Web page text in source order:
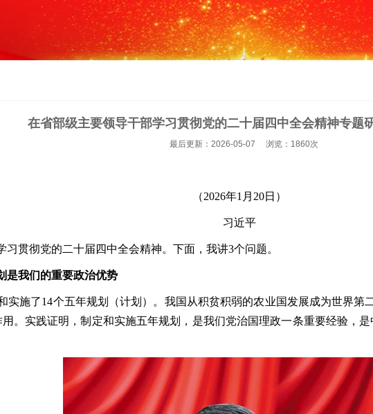
在省部级主要领导干部学习贯彻党的二十届四中全会精神专题
最后更新：2026-05-07 浏览：1860次
（2026年1月20日）
习近平
贯彻党的二十届四中全会精神。下面，我讲3个问题。
是我们的重要政治优势
施了14个五年规划（计划）。我国从积贫积弱的农业国发展成为世界第
。实践证明，制定和实施五年规划，是我们党治国理政一条重要经验，